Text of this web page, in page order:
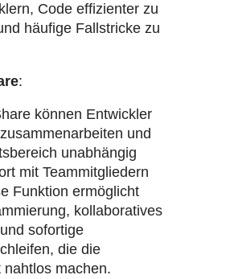
Code effizienter zu
häufige Fallstricke zu
:
können Entwickler
und
unabhängig
mit Teammitgliedern
Funktion ermöglicht
kollaboratives
sofortige
die die
nahtlos machen.